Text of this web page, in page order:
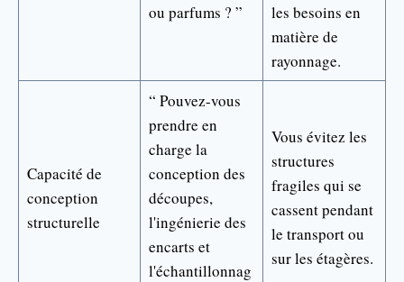
ou parfums ? ”
les besoins en
matière de
rayonnage.
Capacité de
conception
structurelle
“ Pouvez-vous
prendre en
charge la
conception des
découpes,
l'ingénierie des
encarts et
l'échantillonnag
Vous évitez les
structures
fragiles qui se
cassent pendant
le transport ou
sur les étagères.